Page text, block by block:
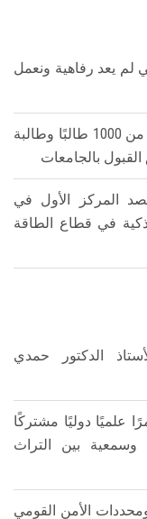
يعد رفاهية ونعمل
معامل التنسيق الإلكتروني تستقبل أكثر من 1000 طالبًا وطالبة
بالجامعات
المركز الأول في
ذكية في قطاع الطاقة
الدكتور حمدي
علميًا دوليًا مشتركًا
وسمعية بين التراث
الأمن القومي